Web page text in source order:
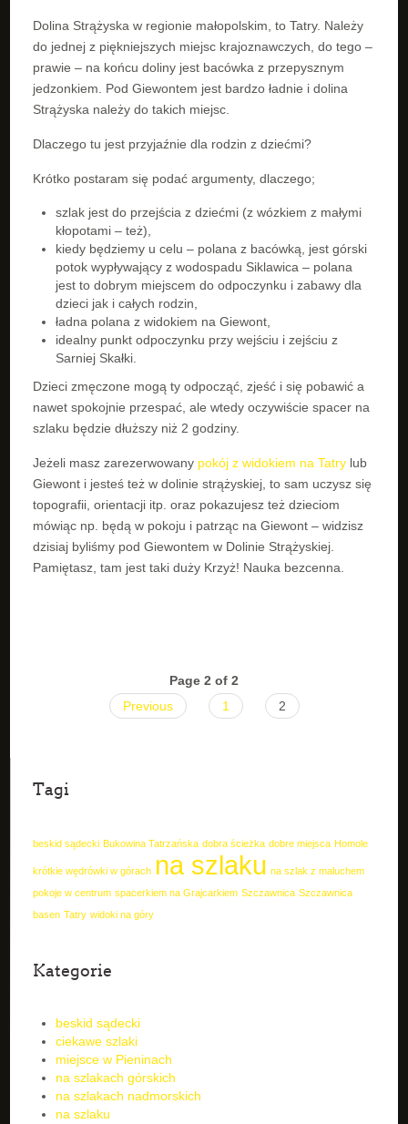
Dolina Strążyska w regionie małopolskim, to Tatry. Należy
do jednej z piękniejszych miejsc krajoznawczych, do tego –
prawie – na końcu doliny jest bacówka z przepysznym
jedzonkiem. Pod Giewontem jest bardzo ładnie i dolina
Strążyska należy do takich miejsc.
Dlaczego tu jest przyjaźnie dla rodzin z dziećmi?
Krótko postaram się podać argumenty, dlaczego;
szlak jest do przejścia z dziećmi (z wózkiem z małymi
kłopotami – też),
kiedy będziemy u celu – polana z bacówką, jest górski
potok wypływający z wodospadu Siklawica – polana
jest to dobrym miejscem do odpoczynku i zabawy dla
dzieci jak i całych rodzin,
ładna polana z widokiem na Giewont,
idealny punkt odpoczynku przy wejściu i zejściu z
Sarniej Skałki.
Dzieci zmęczone mogą ty odpocząć, zjeść i się pobawić a
nawet spokojnie przespać, ale wtedy oczywiście spacer na
szlaku będzie dłuższy niż 2 godziny.
Jeżeli masz zarezerwowany pokój z widokiem na Tatry lub
Giewont i jesteś też w dolinie strążyskiej, to sam uczysz się
topografii, orientacji itp. oraz pokazujesz też dzieciom
mówiąc np. będą w pokoju i patrząc na Giewont – widzisz
dzisiaj byliśmy pod Giewontem w Dolinie Strążyskiej.
Pamiętasz, tam jest taki duży Krzyż! Nauka bezcenna.
Page 2 of 2
Previous
1 2
Tagi
beskid sądecki Bukowina Tatrzańska dobra ścieżka dobre miejsca Homole
krótkie wędrówki w górach na szlaku na szlak z maluchem
pokoje w centrum spacerkiem na Grajcarkiem Szczawnica Szczawnica
basen Tatry widoki na góry
Kategorie
beskid sądecki
ciekawe szlaki
miejsce w Pieninach
na szlakach górskich
na szlakach nadmorskich
na szlaku